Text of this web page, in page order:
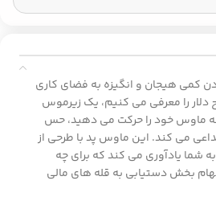
کمی هیجان و انگیزه به فضای کاری
را معرفی می کنیم، یک زیرموس
ماوس خود را حرکت می دهید، حس
می کند. این ماوس پد با طرحی از
شما یادآوری می کند که برای چه
بخش دستیابی به قله های مالی